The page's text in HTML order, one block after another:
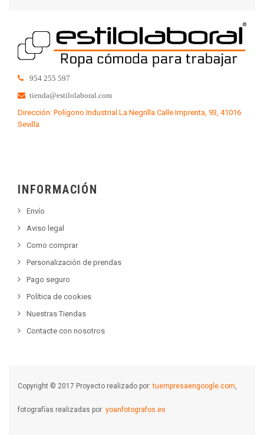
954 255 597
tienda@estilolaboral.com
Dirección: Polígono Industrial La Negrilla Calle Imprenta, 93, 41016
Sevilla
INFORMACIÓN
Envío
Aviso legal
Como comprar
Personalización de prendas
Pago seguro
Política de cookies
Nuestras Tiendas
Contacte con nosotros
Copyright © 2017 Proyecto realizado por:tuempresaengoogle.com,
fotografías realizadas por yoanfotografos.es